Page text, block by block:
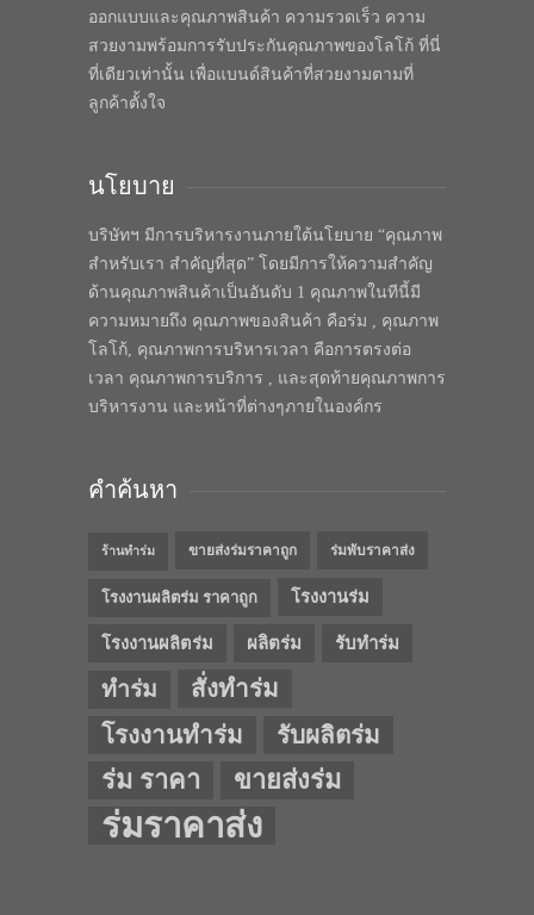
ออกแบบและคุณภาพสินค้า ความรวดเร็ว ความ
สวยงามพร้อมการรับประกันคุณภาพของโลโก้ ที่นี่
ที่เดียวเท่านั้น เพื่อแบนด์สินค้าที่สวยงามตามที่
ลูกค้าตั้งใจ
นโยบาย
บริษัทฯ มีการบริหารงานภายใต้นโยบาย “คุณภาพ
สำหรับเรา สำคัญที่สุด” โดยมีการให้ความสำคัญ
ด้านคุณภาพสินค้าเป็นอันดับ 1 คุณภาพในทีนี้มี
ความหมายถึง คุณภาพของสินค้า คือร่ม , คุณภาพ
โลโก้, คุณภาพการบริหารเวลา คือการตรงต่อ
เวลา คุณภาพการบริการ , และสุดท้ายคุณภาพการ
บริหารงาน และหน้าที่ต่างๆภายในองค์กร
คำค้นหา
ร้านทำร่ม ขายส่งร่มราคาถูก ร่มพับราคาส่ง
โรงงานผลิตร่ม ราคาถูก โรงงานร่ม
โรงงานผลิตร่ม ผลิตร่ม รับทำร่ม
ทำร่ม
สั่งทำร่ม
โรงงานทำร่ม
รับผลิตร่ม
ร่ม ราคา ขายส่งร่ม
ร่มราคาส่ง